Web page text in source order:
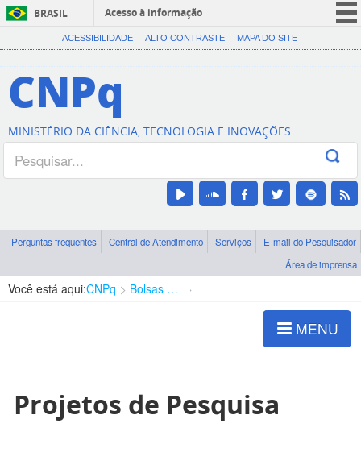
BRASIL
Acesso à informação
CORONAVÍRUS (COVID-19)
Canais
ACESSIBILIDADE ALTO CONTRASTE MAPA DO SITE
CNPq
MINISTÉRIO DA CIÊNCIA, TECNOLOGIA E INOVAÇÕES
Perguntas frequentes Central de Atendimento Serviços
E-mail do Pesquisador
Área de imprensa
Você está aqui:CNPq Bolsas e Auxílios Vigentes
MENU
Projetos de Pesquisa